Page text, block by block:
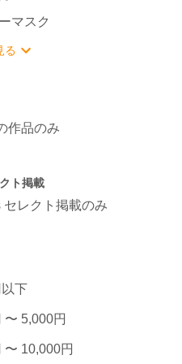
マスク
る
作品のみ
ト掲載
セレクト掲載のみ
下
〜 5,000円
〜 10,000円